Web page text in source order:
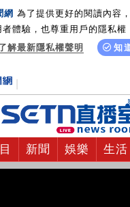
網 為了提供更好的閱讀內容
體驗，也尊重用戶的隱私權
解最新隱私權聲明
知
新聞 娛樂 生活